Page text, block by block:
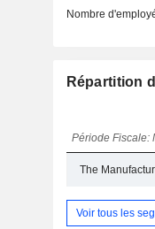
Nombre
Répartition
Période Fiscale:
Voir tous les